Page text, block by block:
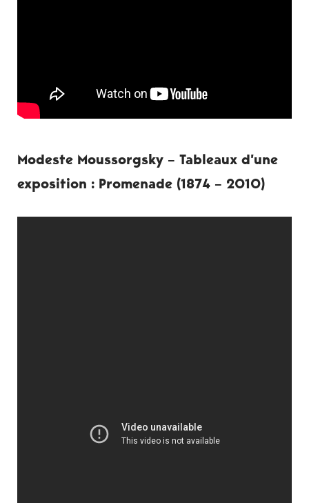
Modeste Moussorgsky – Tableaux d’une
exposition : Promenade (1874 – 2010)